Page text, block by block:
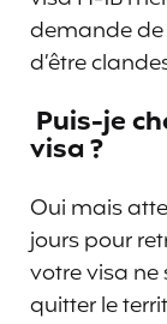
demande de
d’être
Puis-je
visa ?
Oui mais
jours pour
votre visa
quitter le